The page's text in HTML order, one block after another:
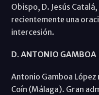
Obispo, D. Jesús
recientemente una
intercesión.
D. ANTONIO GAMBOA
Antonio Gamboa López
Coín (Málaga). Gran